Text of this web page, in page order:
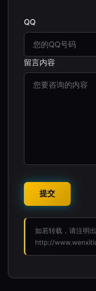
QQ
留言内容
如若转载，请注明出
http://